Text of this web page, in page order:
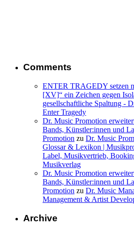
Comments
ENTER TRAGEDY setzen
[XV]“ ein Zeichen gegen
gesellschaftliche Spaltung -
Enter Tragedy
Dr. Music Promotion
Bands, Künstler:innen und
Promotion zu Dr. Music
Glossar & Lexikon |
Label, Musikvertrieb,
Musikverlag
Dr. Music Promotion
Bands, Künstler:innen und
Promotion zu Dr. Music
Management & Artist
Archive